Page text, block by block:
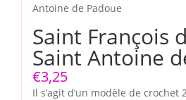
Antoine de Padoue
Saint François
Saint Antoine
€3,25
Il s’agit d’un modèle de crochet